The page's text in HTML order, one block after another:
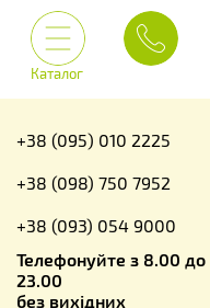
Каталог
+38 (095) 010 2225
+38 (098) 750 7952
+38 (093) 054 9000
Телефонуйте з 8.00 до
23.00
без вихідних